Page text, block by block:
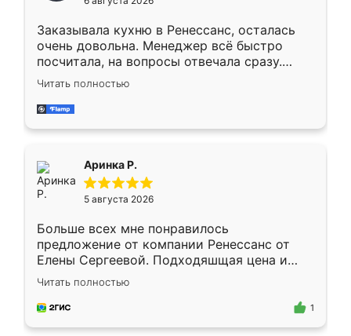
мебели буду заказывать только здесь.
Заказывала кухню в Ренессанс, осталась
очень довольна. Менеджер всё быстро
посчитала, на вопросы отвечала сразу.
Замерщик приехал в субботу, подошёл к
делу со всей ответственностью. Собрали
за день, ребята работали аккуратно, даже
Читать полностью
Аринка Р.
5 августа 2026
Больше всех мне понравилось
предложение от компании Ренессанс от
Елены Сергеевой. Подходяшщая цена и
короткие сроки изготовления. Приехавший
для замера сотрудник Владислав
предложил по моему эскизу самый
Читать полностью
1